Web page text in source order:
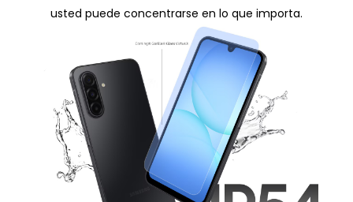
usted puede concentrarse en lo que importa.